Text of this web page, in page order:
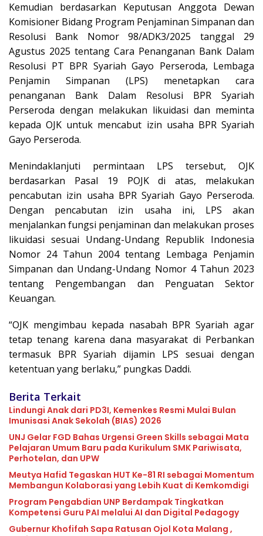
Kemudian berdasarkan Keputusan Anggota Dewan
Komisioner Bidang Program Penjaminan Simpanan dan
Resolusi Bank Nomor 98/ADK3/2025 tanggal 29
Agustus 2025 tentang Cara Penanganan Bank Dalam
Resolusi PT BPR Syariah Gayo Perseroda, Lembaga
Penjamin Simpanan (LPS) menetapkan cara
penanganan Bank Dalam Resolusi BPR Syariah
Perseroda dengan melakukan likuidasi dan meminta
kepada OJK untuk mencabut izin usaha BPR Syariah
Gayo Perseroda.
Menindaklanjuti permintaan LPS tersebut, OJK
berdasarkan Pasal 19 POJK di atas, melakukan
pencabutan izin usaha BPR Syariah Gayo Perseroda.
Dengan pencabutan izin usaha ini, LPS akan
menjalankan fungsi penjaminan dan melakukan proses
likuidasi sesuai Undang-Undang Republik Indonesia
Nomor 24 Tahun 2004 tentang Lembaga Penjamin
Simpanan dan Undang-Undang Nomor 4 Tahun 2023
tentang Pengembangan dan Penguatan Sektor
Keuangan.
“OJK mengimbau kepada nasabah BPR Syariah agar
tetap tenang karena dana masyarakat di Perbankan
termasuk BPR Syariah dijamin LPS sesuai dengan
ketentuan yang berlaku,” pungkas Daddi.
Berita Terkait
Lindungi Anak dari PD3I, Kemenkes Resmi Mulai Bulan
Imunisasi Anak Sekolah (BIAS) 2026
UNJ Gelar FGD Bahas Urgensi Green Skills sebagai Mata
Pelajaran Umum Baru pada Kurikulum SMK Pariwisata,
Perhotelan, dan UPW
Meutya Hafid Tegaskan HUT Ke-81 RI sebagai Momentum
Membangun Kolaborasi yang Lebih Kuat di Kemkomdigi
Program Pengabdian UNP Berdampak Tingkatkan
Kompetensi Guru PAI melalui AI dan Digital Pedagogy
Gubernur Khofifah Sapa Ratusan Ojol Kota Malang ,